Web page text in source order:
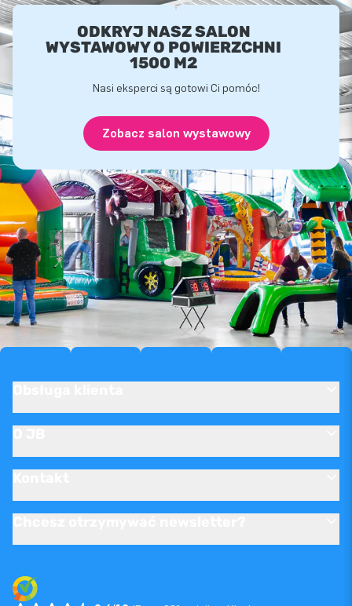
ODKRYJ NASZ SALON
WYSTAWOWY O POWIERZCHNI
1500 M2
Nasi eksperci są gotowi Ci pomóc!
Zobacz salon wystawowy